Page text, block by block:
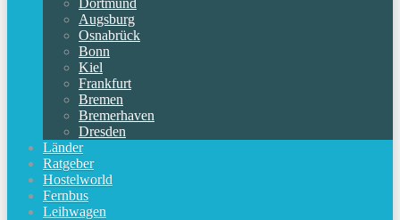
Dortmund
Augsburg
Osnabrück
Bonn
Kiel
Frankfurt
Bremen
Bremerhaven
Dresden
Länder
Ratgeber
Hostelworld
Fernbus
Leihwagen